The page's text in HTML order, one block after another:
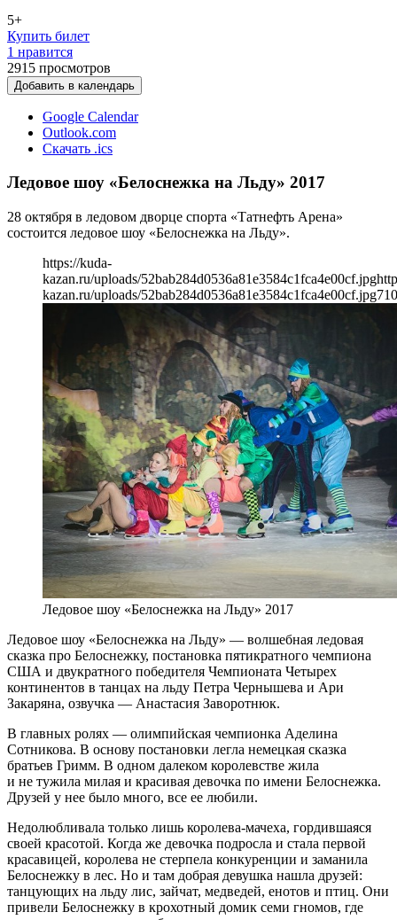
5+
Купить билет
1 нравится
2915 просмотров
Добавить в календарь
Google Calendar
Outlook.com
Скачать .ics
Ледовое шоу «Белоснежка на Льду» 2017
28 октября в ледовом дворце спорта «Татнефть Арена»
состоится ледовое шоу «Белоснежка на Льду».
https://kuda-
kazan.ru/uploads/52bab284d0536a81e3584c1fca4e00cf.jpg
kazan.ru/uploads/52bab284d0536a81e3584c1fca4e00cf.jpg710
Ледовое шоу «Белоснежка на Льду» 2017
Ледовое шоу «Белоснежка на Льду» — волшебная ледовая
сказка про Белоснежку, постановка пятикратного чемпиона
США и двукратного победителя Чемпионата Четырех
континентов в танцах на льду Петра Чернышева и Ари
Закаряна, озвучка — Анастасия Заворотнюк.
В главных ролях — олимпийская чемпионка Аделина
Сотникова. В основу постановки легла немецкая сказка
братьев Гримм. В одном далеком королевстве жила
и не тужила милая и красивая девочка по имени Белоснежка.
Друзей у нее было много, все ее любили.
Недолюбливала только лишь королева-мачеха, гордившаяся
своей красотой. Когда же девочка подросла и стала первой
красавицей, королева не стерпела конкуренции и заманила
Белоснежку в лес. Но и там добрая девушка нашла друзей:
танцующих на льду лис, зайчат, медведей, енотов и птиц. Они
привели Белоснежку в крохотный домик семи гномов, где